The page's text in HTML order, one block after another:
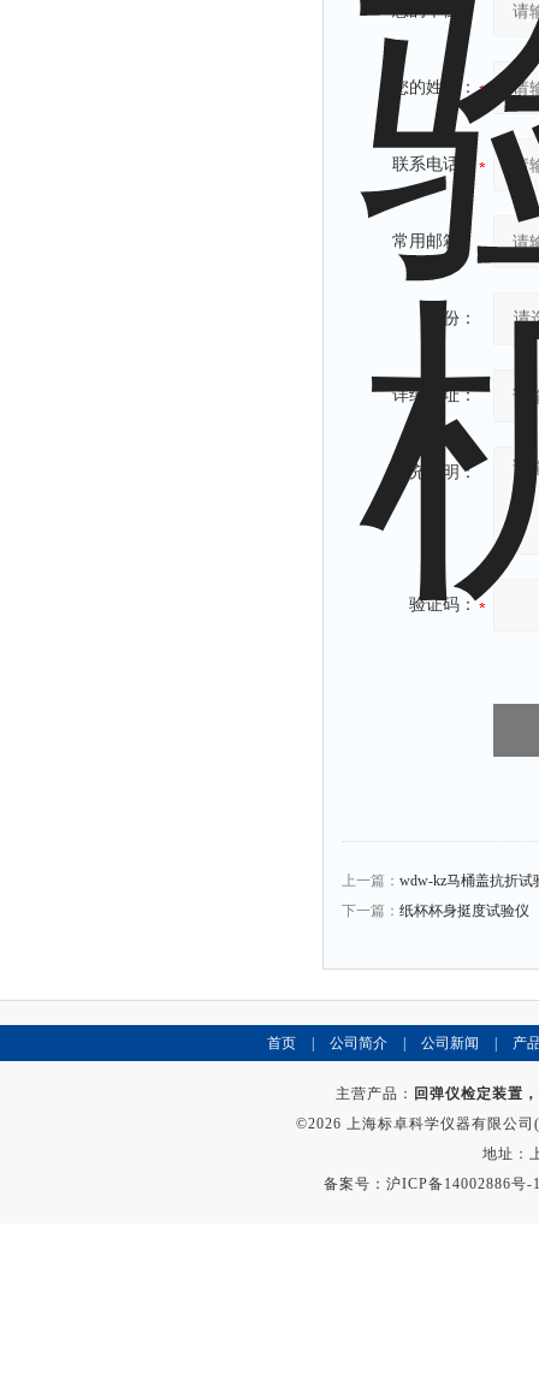
您的单位：
您的姓名：
联系电话：
常用邮箱：
省份：
详细地址：
补充说明：
验证码：
上一篇： wdw-kz马桶盖抗折试
下一篇： 纸杯杯身挺度试验仪
首页 公司简介 公司新闻 产
主营产品： 回弹仪检定装置
©2026 上海标卓科学仪器有限公
地址：
备案号：沪ICP备14002886号-